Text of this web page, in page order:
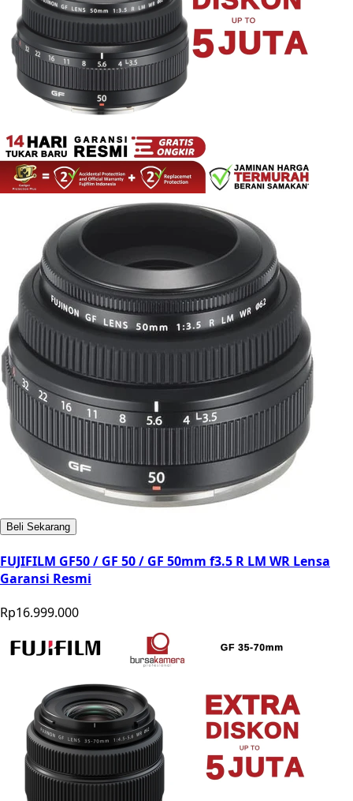
Beli Sekarang
FUJIFILM GF50 / GF 50 / GF 50mm f3.5 R LM WR Lensa
Garansi Resmi
Rp16.999.000